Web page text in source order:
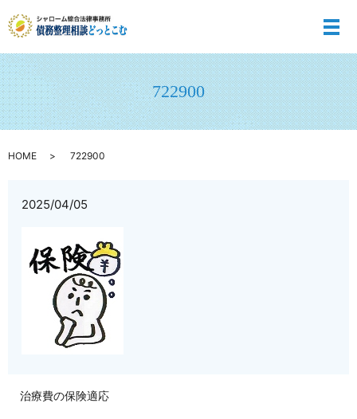
メ
722900
HOME 722900
2025/04/05
治療費の保険適応